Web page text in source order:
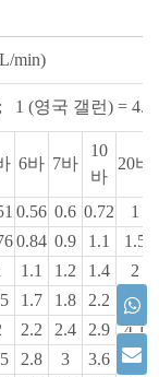
min)
1 (영국 갤런) =
6바 7바
10
바
20바
0.56 0.6 0.72
1
0.84 0.9 1.1
1.5
1.1 1.2 1.4
2
1.7 1.8 2.2
3.1
2.2 2.4 2.9
4.1
2.8 3 3.6
5.1